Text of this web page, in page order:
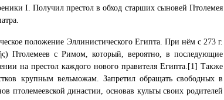
I. Получил престол в обход старших сыновей Птолемея
положение Эллинистического Египта. При нём с 273 г.
Птолемеев с Римом, который, вероятно, в последующие
на престол каждого нового правителя Египта.[1] Также
крупным вельможам. Запретил обращать свободных в
птолемеевской династии, основав культы своих родителей